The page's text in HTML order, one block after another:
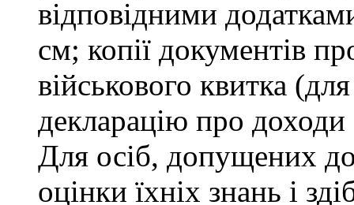
відповідними
см; копії документів
військового квитка
декларацію про доходи
Для осіб, допущених
оцінки їхніх знань і